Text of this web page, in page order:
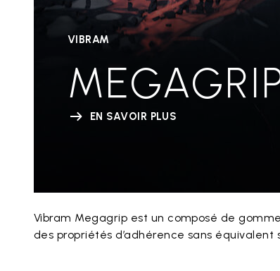
VIBRAM
EN SAVOIR PLUS
Vibram Megagrip est un composé de
des propriétés d’adhérence sans équivalent